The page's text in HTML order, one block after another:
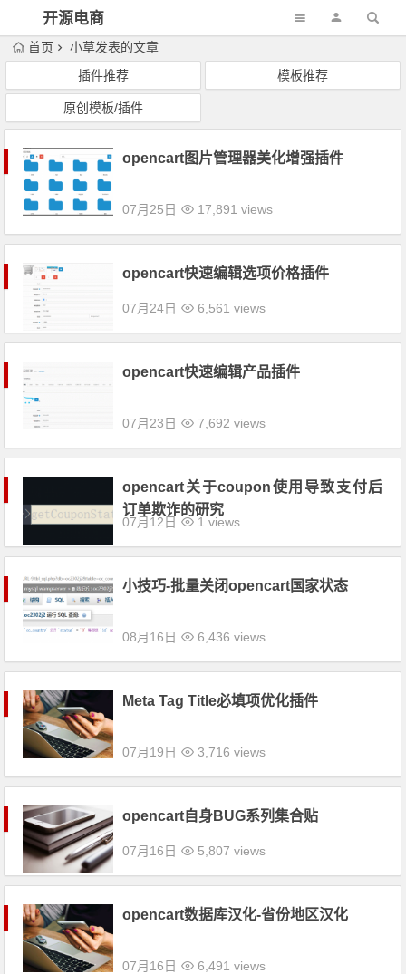
开源电商
首页
小草发表的文章
插件推荐
模板推荐
原创模板/插件
opencart图片管理器美化增强插件
07月25日 17,891 views
opencart快速编辑选项价格插件
07月24日 6,561 views
opencart快速编辑产品插件
07月23日 7,692 views
opencart关于coupon使用导致支付后
订单欺诈的研究
07月12日 1 views
小技巧-批量关闭opencart国家状态
08月16日 6,436 views
Meta Tag Title必填项优化插件
07月19日 3,716 views
opencart自身BUG系列集合贴
07月16日 5,807 views
opencart数据库汉化-省份地区汉化
07月16日 6,491 views